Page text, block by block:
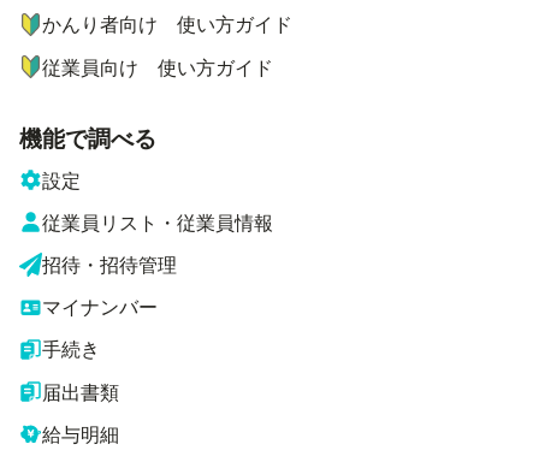
かんり者向け 使い方ガイド
従業員向け 使い方ガイド
機能で調べる
設定
従業員リスト・従業員情報
招待・招待管理
マイナンバー
手続き
届出書類
給与明細